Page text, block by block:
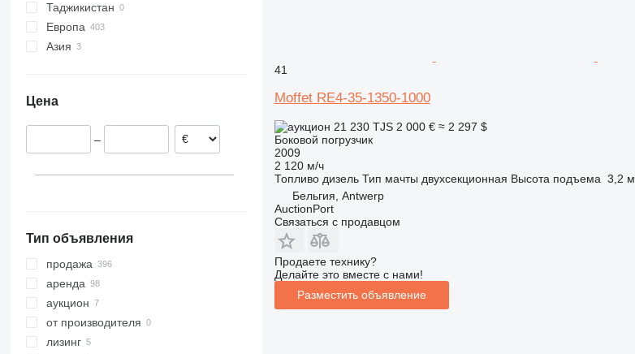
Таджикистан
Европа
Италия
Хорватия
Азия
Цена
–
Тип объявления
продажа
аренда
аукцион
от производителя
лизинг
41
Moffet RE4-35-1350-1000
21 230 TJS 2 000 € ≈ 2 297 $
Боковой погрузчик
2009
2 120 м/ч
Топливо дизель Тип мачты двухсекционная Высота подъема 3,2 м
Бельгия, Antwerp
AuctionPort
Связаться с продавцом
Продаете технику?
Делайте это вместе с нами!
Разместить объявление